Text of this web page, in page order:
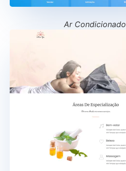
Ar Condicionado